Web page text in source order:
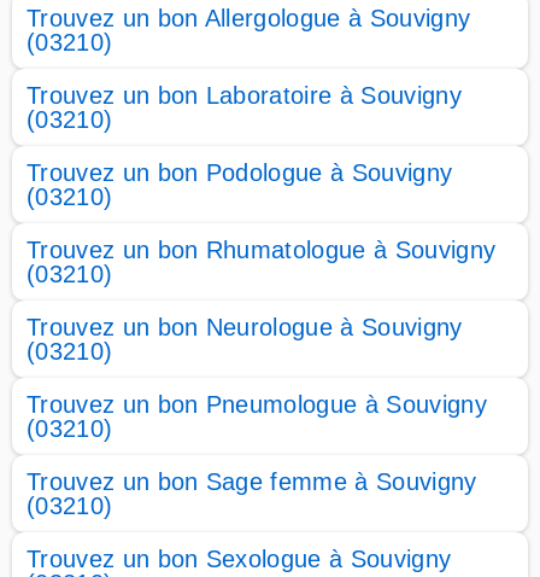
Trouvez un bon Allergologue à Souvigny
(03210)
Trouvez un bon Laboratoire à Souvigny
(03210)
Trouvez un bon Podologue à Souvigny
(03210)
Trouvez un bon Rhumatologue à Souvigny
(03210)
Trouvez un bon Neurologue à Souvigny
(03210)
Trouvez un bon Pneumologue à Souvigny
(03210)
Trouvez un bon Sage femme à Souvigny
(03210)
Trouvez un bon Sexologue à Souvigny